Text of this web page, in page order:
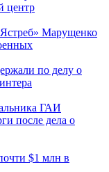
центр
Марущенко
по делу о
ГАИ
после дела о
$1 млн в